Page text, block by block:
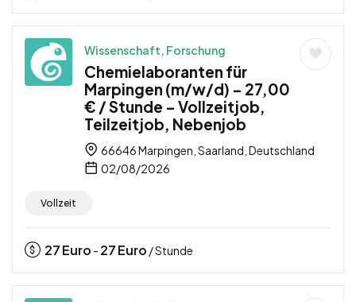
Wissenschaft, Forschung
Chemielaboranten für
Marpingen (m/w/d) – 27,00
€ / Stunde – Vollzeitjob,
Teilzeitjob, Nebenjob
66646 Marpingen, Saarland, Deutschland
02/08/2026
Vollzeit
27Euro - 27Euro / Stunde